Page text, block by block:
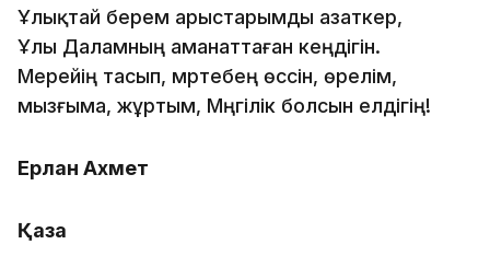
Ұлықтай берем арыстарымды азаткер,
Ұлы Даламның аманаттаған кеңдігін.
Мерейің тасып, мәртебең өссін, өрелім,
мызғыма, жұртым, Мәңгілік болсын елдігің!
Ерлан Ахмет
Қазақ